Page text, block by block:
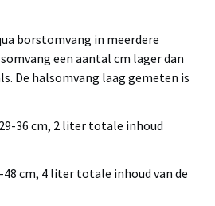
borstomvang in meerdere
een aantal cm lager dan
De halsomvang laag gemeten is
36 cm, 2 liter totale inhoud
cm, 4 liter totale inhoud van de